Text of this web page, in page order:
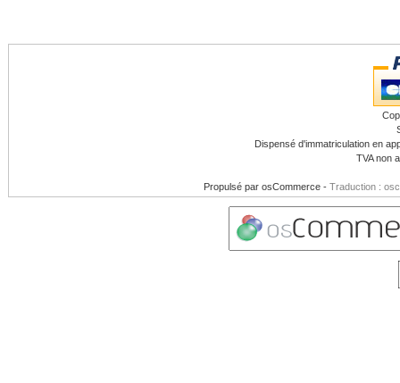
Dispensé d'immatriculation en
TVA non
Propulsé par osCommerce - Traduction :